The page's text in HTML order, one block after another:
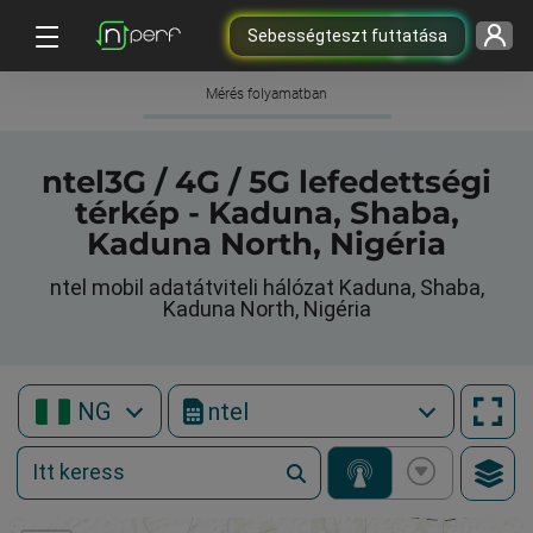
Sebességteszt futtatása
Mérés folyamatban
ntel3G / 4G / 5G lefedettségi
térkép - Kaduna, Shaba,
Kaduna North, Nigéria
ntel mobil adatátviteli hálózat Kaduna, Shaba,
Kaduna North, Nigéria
NG ntel